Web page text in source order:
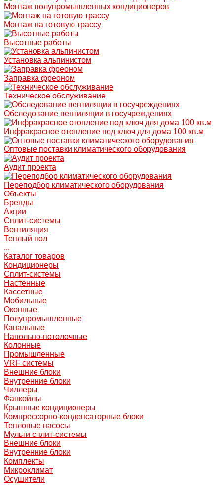
Монтаж полупромышленных кондиционеров
Монтаж на готовую трассу
Высотные работы
Установка альпинистом
Заправка фреоном
Техническое обслуживание
Обследование вентиляции в госучреждениях
Инфракрасное отопление под ключ для дома 100 кв.м
Оптовые поставки климатического оборудования
Аудит проекта
Переподбор климатического оборудования
Объекты
Бренды
Акции
Сплит-системы
Вентиляция
Теплый пол
...
Каталог товаров
Кондиционеры
Сплит-системы
Настенные
Кассетные
Мобильные
Оконные
Полупромышленные
Канальные
Напольно-потолочные
Колонные
Промышленные
VRF системы
Внешние блоки
Внутренние блоки
Чиллеры
Фанкойлы
Крышные кондиционеры
Компрессорно-конденсаторные блоки
Тепловые насосы
Мульти сплит-системы
Внешние блоки
Внутренние блоки
Комплекты
Микроклимат
Осушители